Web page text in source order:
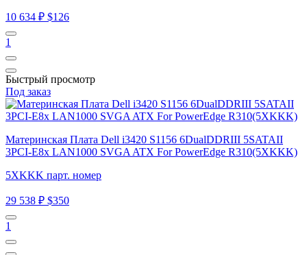
10 634 ₽ $126
1
Быстрый просмотр
Под заказ
Материнская Плата Dell i3420 S1156 6DualDDRIII 5SATAII
3PCI-E8x LAN1000 SVGA ATX For PowerEdge R310(5XKKK)
5XKKK парт. номер
29 538 ₽ $350
1